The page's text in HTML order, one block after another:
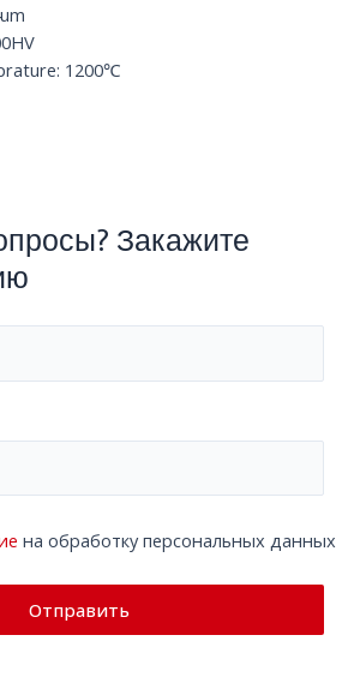
1200℃
Закажите
на обработку персональных данных